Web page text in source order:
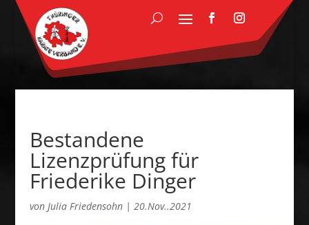
Bestandene
Lizenzprüfung für
Friederike Dinger
von Julia Friedensohn| 20.Nov..2021